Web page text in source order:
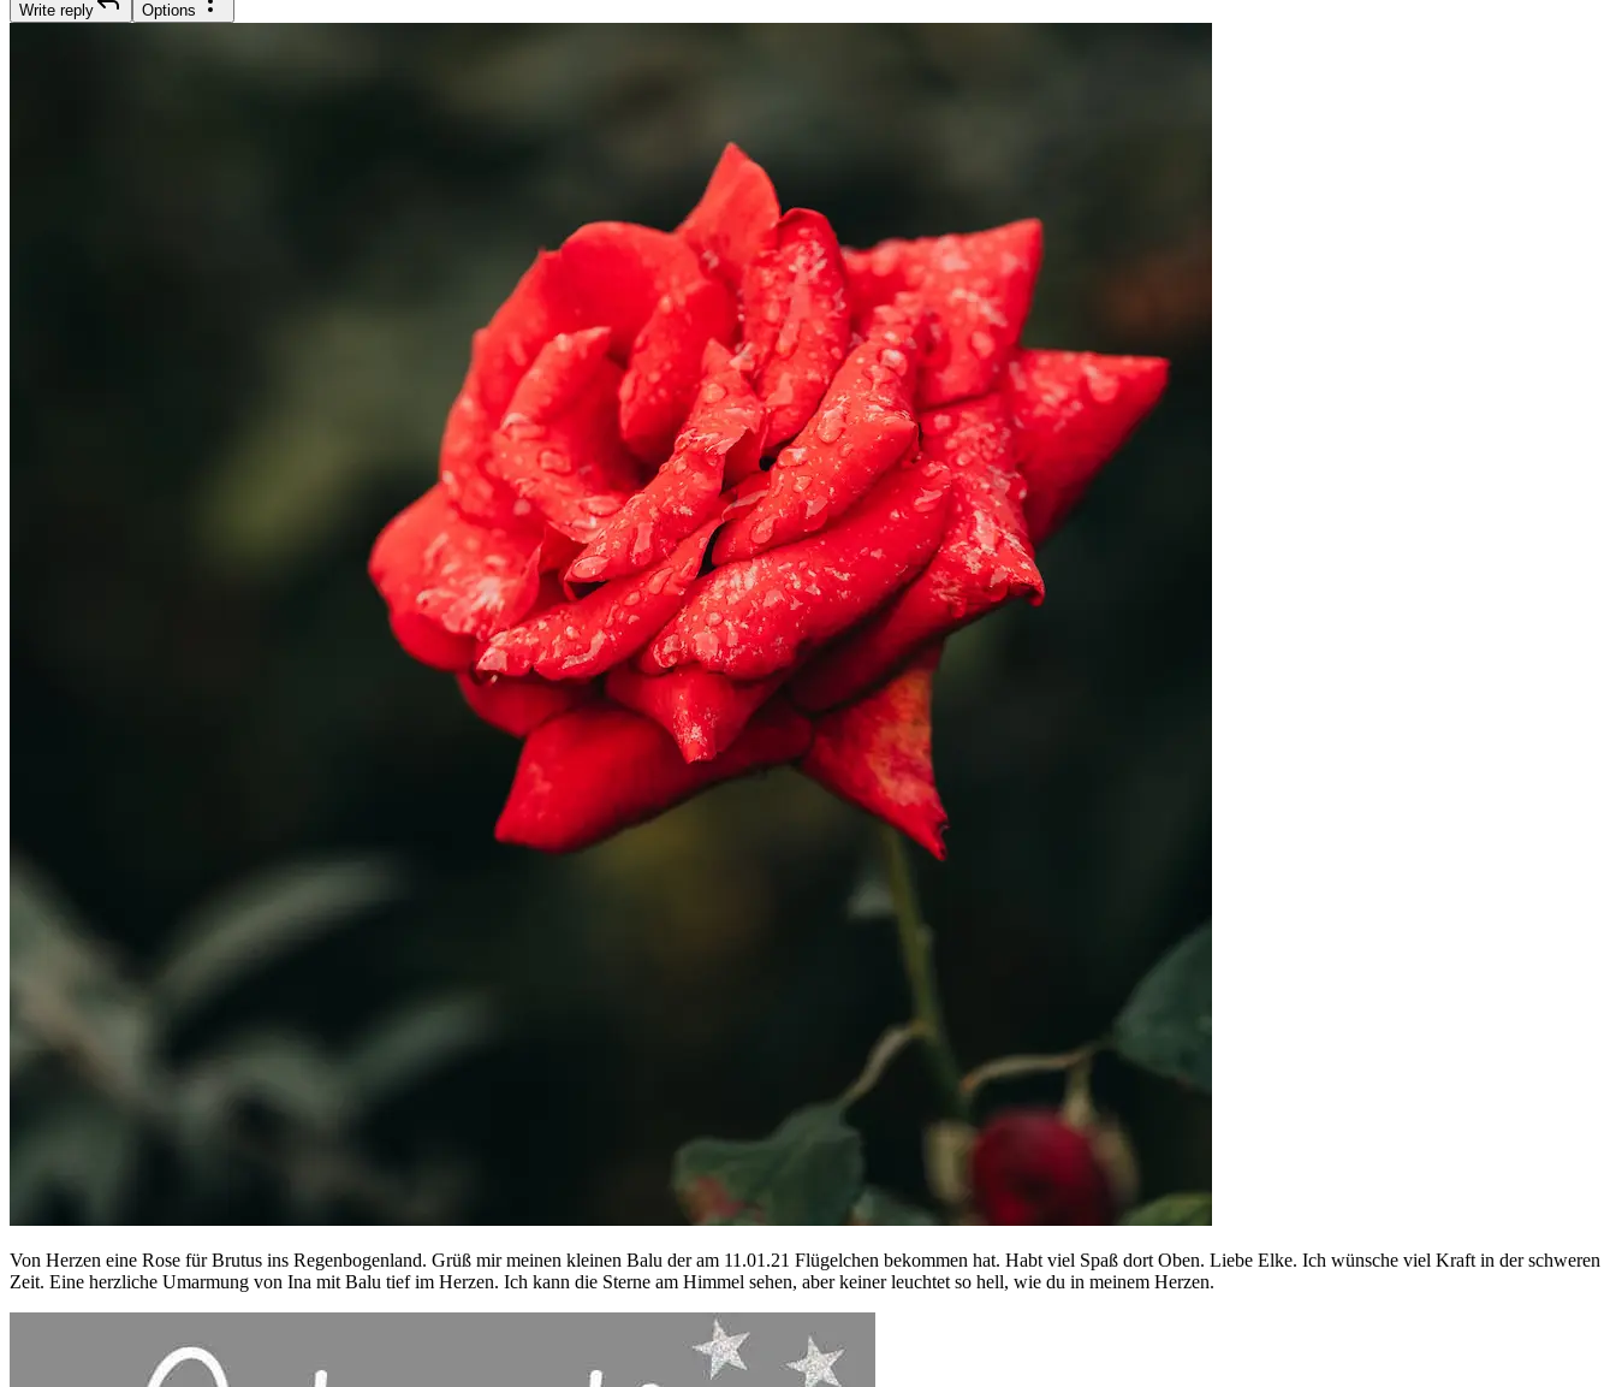
Write reply Options
Von Herzen eine Rose für Brutus ins Regenbogenland. Grüß mir meinen kleinen Balu der am 11.01.21 Flügelchen bekommen hat. Habt viel Spaß dort Oben. Liebe Elke. Ich wünsche viel Kraft in der schweren
Zeit. Eine herzliche Umarmung von Ina mit Balu tief im Herzen. Ich kann die Sterne am Himmel sehen, aber keiner leuchtet so hell, wie du in meinem Herzen.